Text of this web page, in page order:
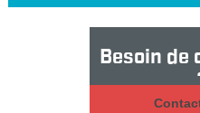
Besoin de